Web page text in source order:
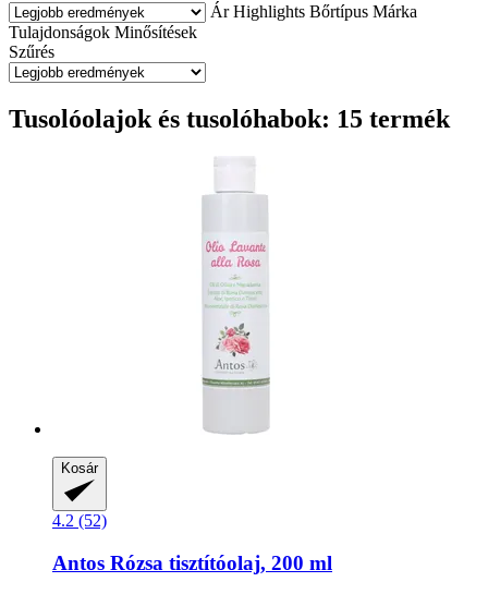
Ár Highlights Bőrtípus Márka
Tulajdonságok Minősítések
Szűrés
Tusolóolajok és tusolóhabok: 15 termék
Kosár
4.2 (52)
Antos Rózsa tisztítóolaj, 200 ml